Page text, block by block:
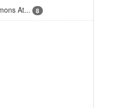
At...
8